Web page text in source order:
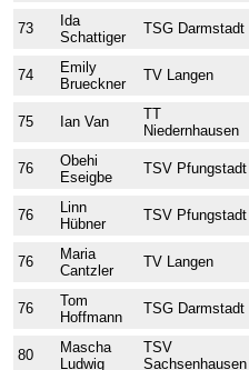
73
Ida
Schattiger
TSG Darmstadt
74
Emily
Brueckner
TV Langen
75 Ian Van
TT
Niedernhausen
76
Obehi
Eseigbe
TSV Pfungstadt
76
Linn
Hübner
TSV Pfungstadt
76
Maria
Cantzler
TV Langen
76
Tom
Hoffmann
TSG Darmstadt
80
Mascha
Ludwig
TSV
Sachsenhausen